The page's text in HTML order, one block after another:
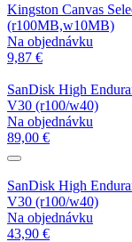
Kingston Canvas
(r100MB,w10MB)
Na objednávku
9,87 €
SanDisk High
V30 (r100/w40)
Na objednávku
89,00 €
SanDisk High
V30 (r100/w40)
Na objednávku
43,90 €